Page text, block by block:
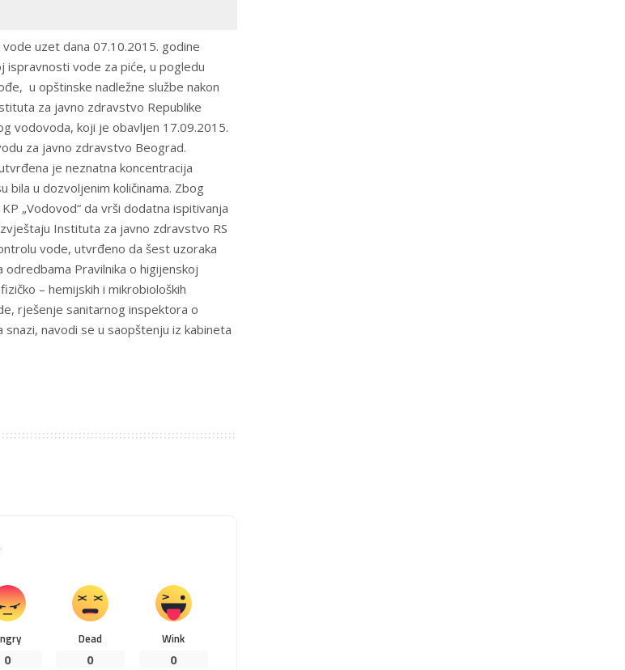
uzet dana 07.10.2015. godine
vode za piće, u pogledu
u opštinske nadležne službe nakon
za javno zdravstvo Republike
vodovoda, koji je obavljen 17.09.2015.
za javno zdravstvo Beograd.
je neznatna koncentracija
bila u dozvoljenim količinama. Zbog
„Vodovod“ da vrši dodatna ispitivanja
Instituta za javno zdravstvo RS
vode, utvrđeno da šest uzoraka
Pravilnika o higijenskoj
– hemijskih i mikrobioloških
rješenje sanitarnog inspektora o
navodi se u saopštenju iz kabineta
0
Dead
0
Wink
0